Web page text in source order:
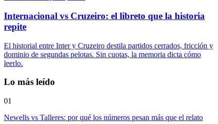
Internacional vs Cruzeiro: el libreto que la historia
repite
El historial entre Inter y Cruzeiro destila partidos cerrados, fricción y
dominio de segundas pelotas. Sin cuotas, la memoria dicta cómo
leerlo.
Lo más leído
01
Newells vs Talleres: por qué los números pesan más que el relato